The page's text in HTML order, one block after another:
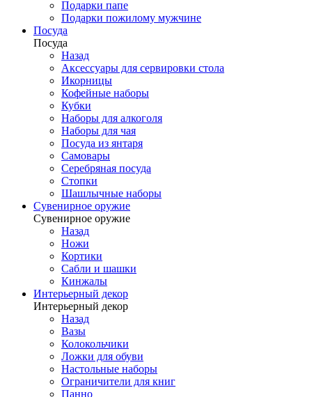
Подарки папе
Подарки пожилому мужчине
Посуда
Посуда
Назад
Аксессуары для сервировки стола
Икорницы
Кофейные наборы
Кубки
Наборы для алкоголя
Наборы для чая
Посуда из янтаря
Самовары
Серебряная посуда
Стопки
Шашлычные наборы
Сувенирное оружие
Сувенирное оружие
Назад
Ножи
Кортики
Сабли и шашки
Кинжалы
Интерьерный декор
Интерьерный декор
Назад
Вазы
Колокольчики
Ложки для обуви
Настольные наборы
Ограничители для книг
Панно